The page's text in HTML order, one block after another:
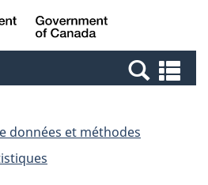
Passer
au
Passer
à
Canada
et
données et méthodes